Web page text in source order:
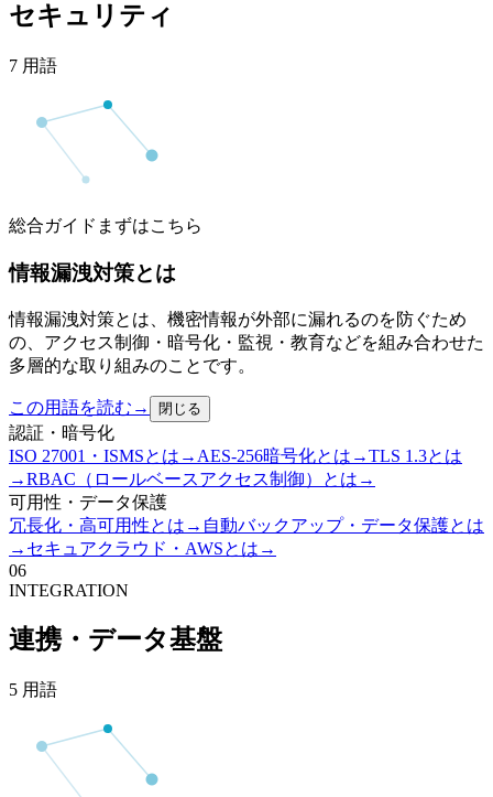
セキュリティ
7 用語
総合ガイド まずはこちら
情報漏洩対策とは
情報漏洩対策とは、機密情報が外部に漏れるのを防ぐため
の、アクセス制御・暗号化・監視・教育などを組み合わせた
多層的な取り組みのことです。
この用語を読む → 閉じる
認証・暗号化
ISO 27001・ISMSとは → AES-256暗号化とは →TLS 1.3とは
→RBAC（ロールベースアクセス制御）とは →
可用性・データ保護
冗長化・高可用性とは → 自動バックアップ・データ保護とは
→ セキュアクラウド・AWSとは →
06
INTEGRATION
連携・データ基盤
5 用語